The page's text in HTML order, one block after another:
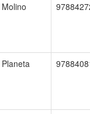
Molino
Planeta